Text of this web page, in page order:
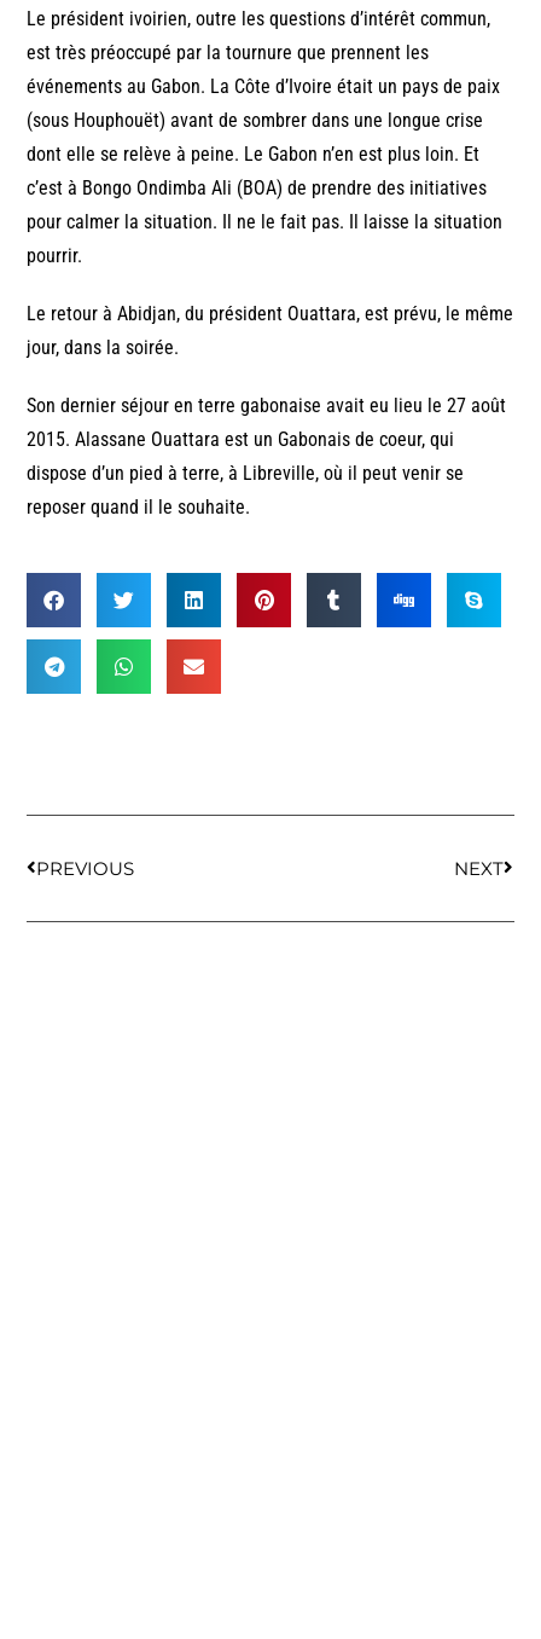
Le président ivoirien, outre les questions d’intérêt commun,
est très préoccupé par la tournure que prennent les
événements au Gabon. La Côte d’Ivoire était un pays de paix
(sous Houphouët) avant de sombrer dans une longue crise
dont elle se relève à peine. Le Gabon n’en est plus loin. Et
c’est à Bongo Ondimba Ali (BOA) de prendre des initiatives
pour calmer la situation. Il ne le fait pas. Il laisse la situation
pourrir.
Le retour à Abidjan, du président Ouattara, est prévu, le même
jour, dans la soirée.
Son dernier séjour en terre gabonaise avait eu lieu le 27 août
2015. Alassane Ouattara est un Gabonais de coeur, qui
dispose d’un pied à terre, à Libreville, où il peut venir se
reposer quand il le souhaite.
PREVIOUS NEXT